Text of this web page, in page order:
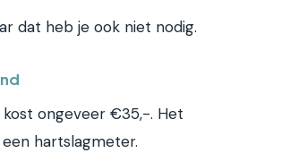
dat heb je ook niet nodig.
kost ongeveer €35,-. Het
hartslagmeter.